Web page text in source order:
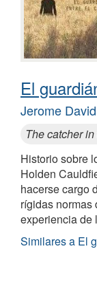
El
Jerome
The catcher
Historio sobre
Holden
hacerse cargo
rígidas normas
experiencia de
Similares a El